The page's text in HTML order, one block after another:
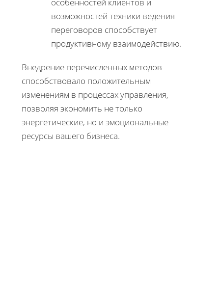
возможностей техники ведения
переговоров способствует
продуктивному взаимодействию.
Внедрение перечисленных методов
способствовало положительным
изменениям в процессах управления,
позволяя экономить не только
энергетические, но и эмоциональные
ресурсы вашего бизнеса.